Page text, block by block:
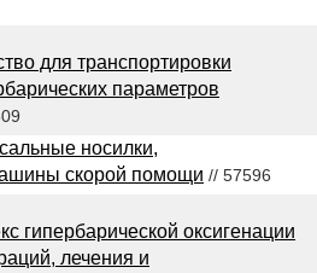
для транспортировки
параметров
носилки,
скорой помощи // 57596
гипербарической оксигенации
лечения и